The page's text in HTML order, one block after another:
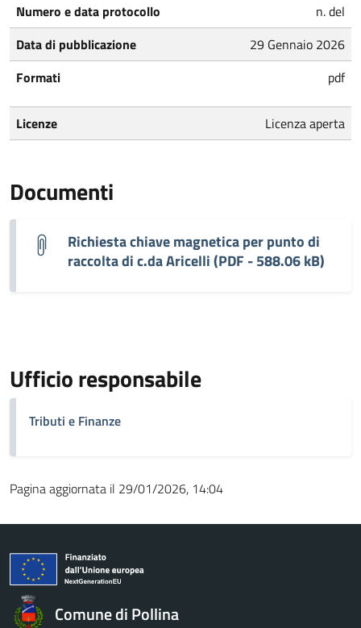
Numero e data protocollo
n. del
Data di pubblicazione
29 Gennaio 2026
Formati
pdf
Licenze Licenza aperta
Documenti
Richiesta chiave magnetica per punto di
raccolta di c.da Aricelli (PDF - 588.06 kB)
Ufficio responsabile
Tributi e Finanze
Pagina aggiornata il 29/01/2026, 14:04
Comune di Pollina